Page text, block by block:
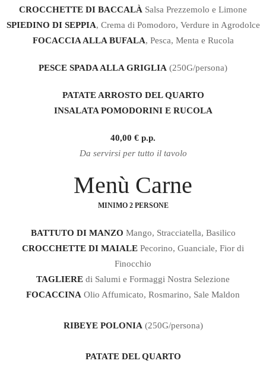
CROCCHETTE DI BACCALÀ Salsa Prezzemolo e Limone
SPIEDINO DI SEPPIA, Crema di Pomodoro, Verdure in Agrodolce
FOCACCIA ALLA BUFALA, Pesca, Menta e Rucola
PESCE SPADA ALLA GRIGLIA (250G/persona)
PATATE ARROSTO DEL QUARTO
INSALATA POMODORINI E RUCOLA
40,00 € p.p.
Da servirsi per tutto il tavolo
Menù Carne
MINIMO 2 PERSONE
BATTUTO DI MANZO Mango, Stracciatella, Basilico
CROCCHETTE DI MAIALE Pecorino, Guanciale, Fior di
Finocchio
TAGLIERE di Salumi e Formaggi Nostra Selezione
FOCACCINA Olio Affumicato, Rosmarino, Sale Maldon
RIBEYE POLONIA(250G/persona)
PATATE DEL QUARTO